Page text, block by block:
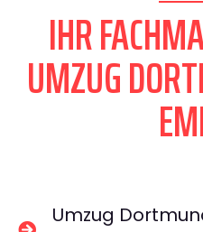
IHR
UMZUG
Umzug